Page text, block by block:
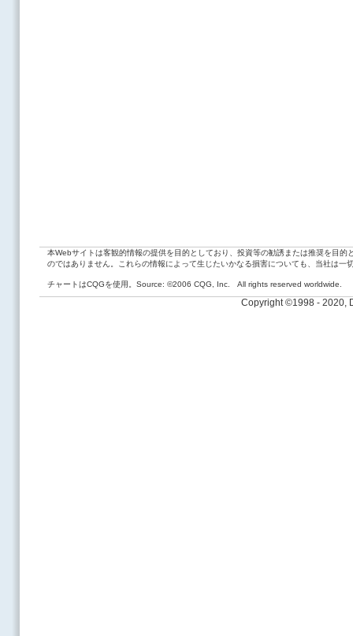
本Webサイトは客観的情報の提供を目的としており、投資等の勧誘または推奨を目
のではありません。これらの情報によって生じたいかなる損害についても、当社は一
チャートはCQGを使用。Source: ©2006 CQG, Inc. All rights reserved worldwide.
Copyright ©1998 - 2020,